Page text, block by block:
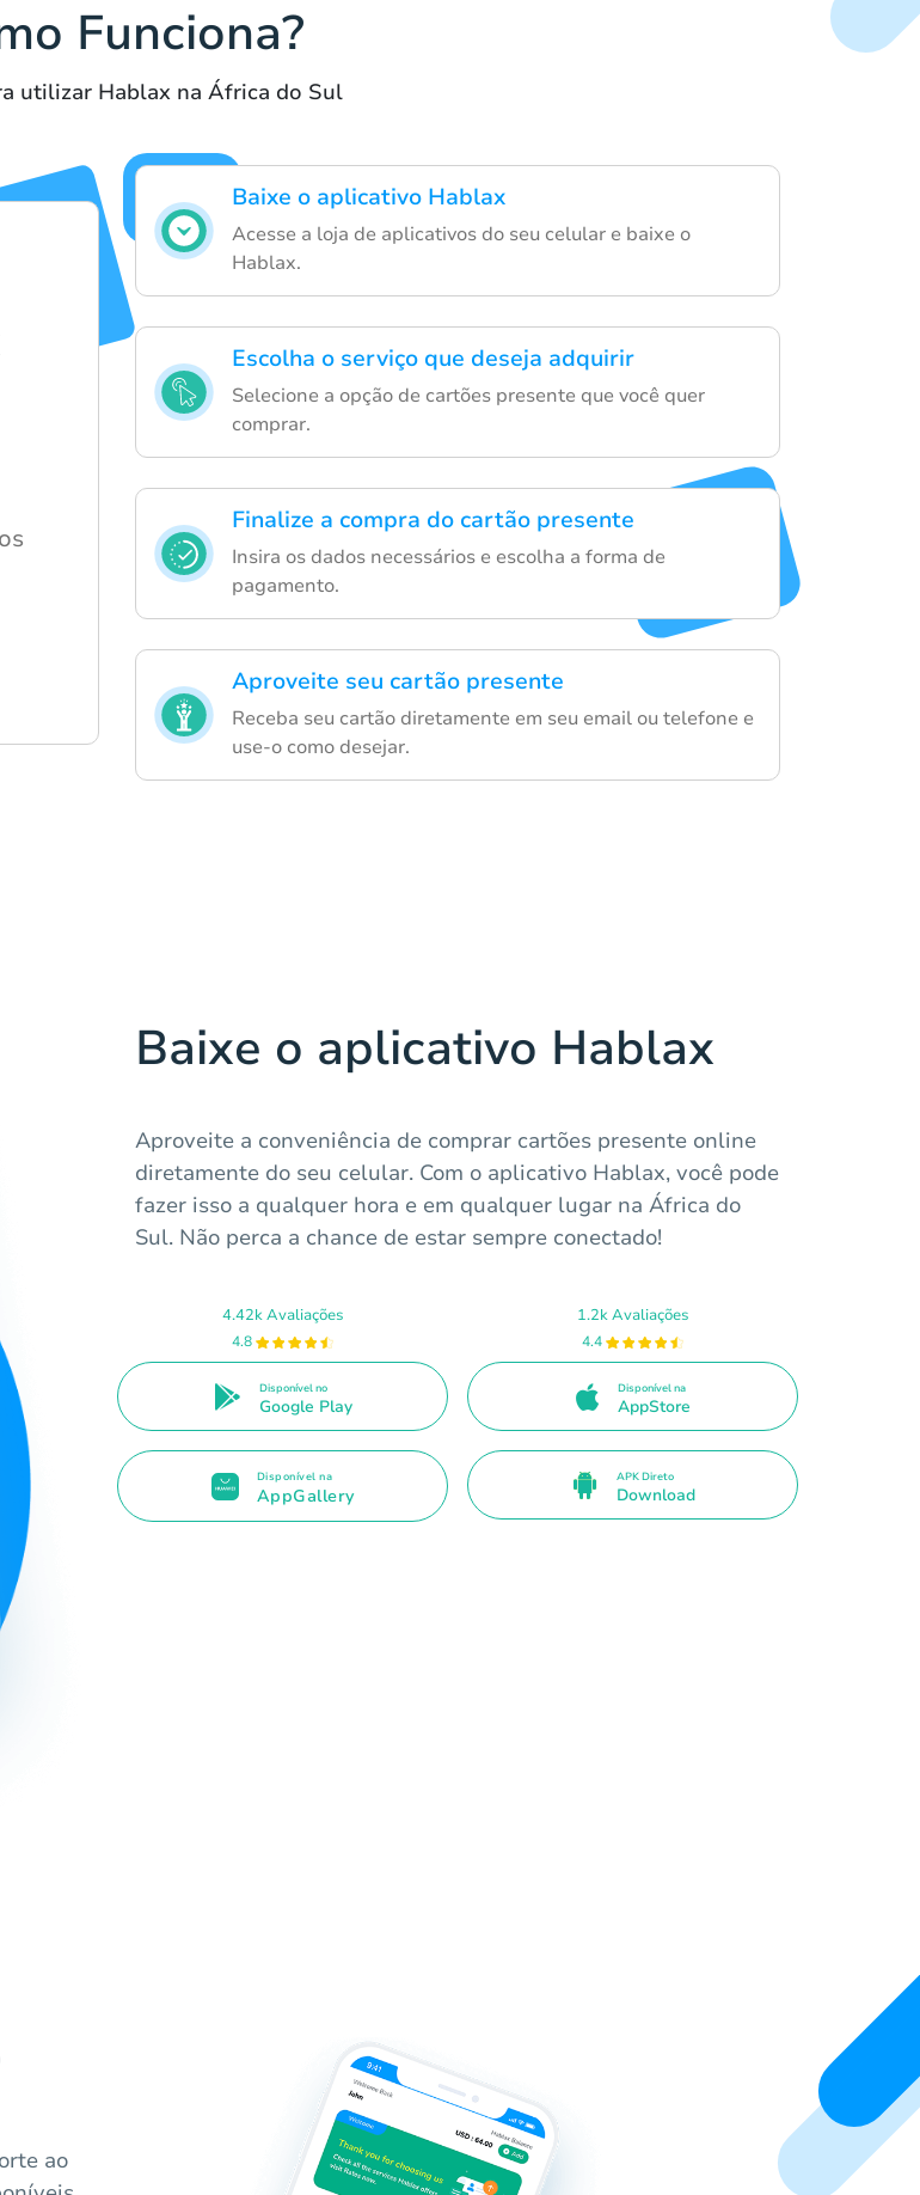
Funciona?
utilizar Hablax na África do Sul
Baixe o aplicativo Hablax
Acesse a loja de aplicativos do seu celular e baixe o
Hablax.
Escolha o serviço que deseja adquirir
Selecione a opção de cartões presente que você quer
comprar.
Finalize a compra do cartão presente
Insira os dados necessários e escolha a forma de
pagamento.
Aproveite seu cartão presente
Receba seu cartão diretamente em seu email ou telefone e
use-o como desejar.
Baixe o aplicativo Hablax
Aproveite a conveniência de comprar cartões presente online
diretamente do seu celular. Com o aplicativo Hablax, você pode
fazer isso a qualquer hora e em qualquer lugar na África do
Sul. Não perca a chance de estar sempre conectado!
4.42k Avaliações
4.8
Disponível no
Google Play
1.2k Avaliações
4.4
Disponível na
AppStore
Disponível na
AppGallery
APK Direto
Download
ao